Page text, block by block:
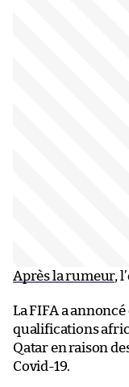
Après la rumeur,
La FIFA a
qualifications
Qatar en raison
Covid-19.